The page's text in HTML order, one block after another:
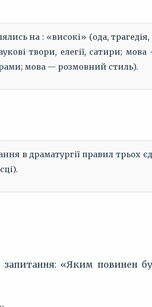
на : «високі» (ода,
твори, елегії, сатири;
мова — розмовний стиль).
в драматургії правил трьох
«Яким повинен